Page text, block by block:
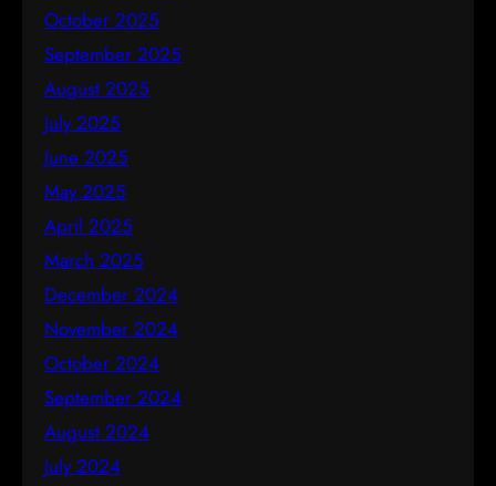
October 2025
September 2025
August 2025
July 2025
June 2025
May 2025
April 2025
March 2025
December 2024
November 2024
October 2024
September 2024
August 2024
July 2024